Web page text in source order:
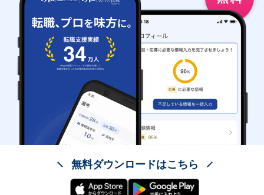
無料ダウンロードはこちら